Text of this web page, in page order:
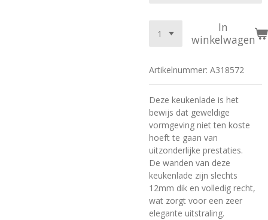
In
winkelwagen
Artikelnummer: A318572
Deze keukenlade is het
bewijs dat geweldige
vormgeving niet ten koste
hoeft te gaan van
uitzonderlijke prestaties.
De wanden van deze
keukenlade zijn slechts
12mm dik en volledig recht,
wat zorgt voor een zeer
elegante uitstraling.